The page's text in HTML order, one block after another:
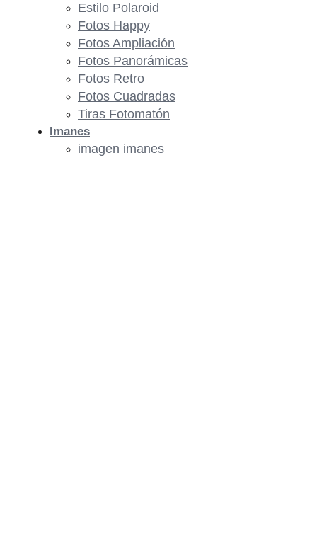
Estilo Polaroid
Fotos Happy
Fotos Ampliación
Fotos Panorámicas
Fotos Retro
Fotos Cuadradas
Tiras Fotomatón
Imanes
imagen imanes